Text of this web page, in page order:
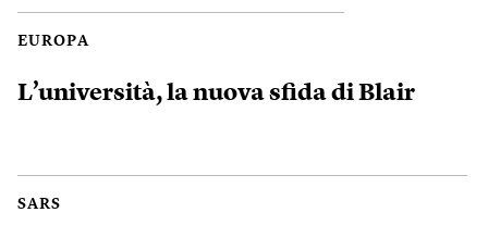
EUROPA
L’università, la nuova sfida di Blair
SARS